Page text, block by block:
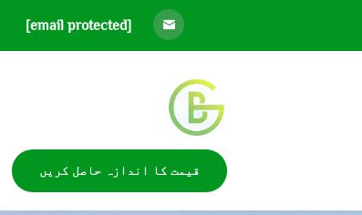
[email protected]
قیمت کا اندازہ حاصل کریں